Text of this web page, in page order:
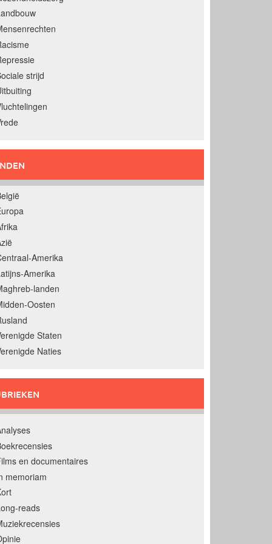
strijd
Amerika
Amerika
landen
Oosten
Staten
Naties
en documentaires
memoriam
reads